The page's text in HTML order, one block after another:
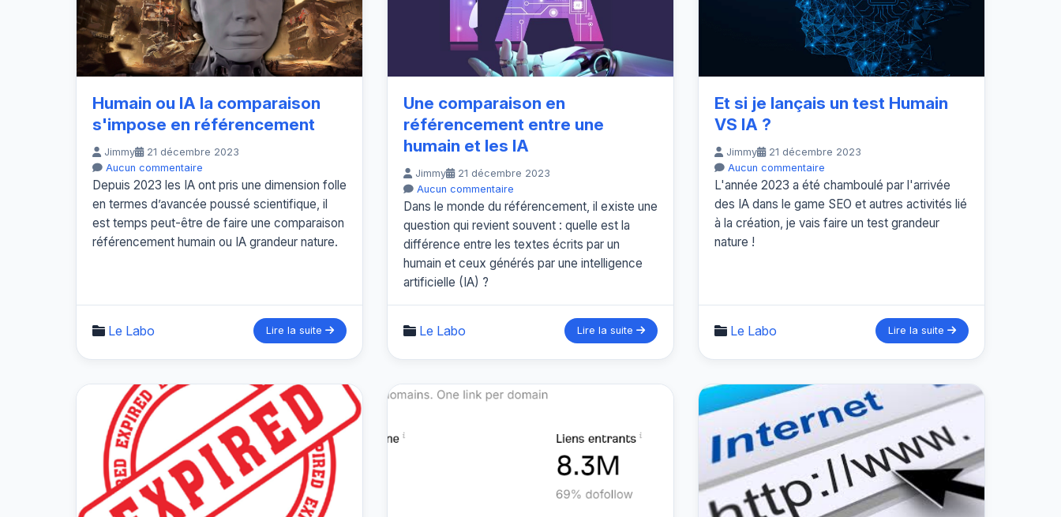
Humain ou IA la comparaison
s'impose en référencement
Jimmy
21 décembre 2023
Aucun commentaire
Depuis 2023 les IA ont pris une dimension folle
en termes d’avancée poussé scientifique, il
est temps peut-être de faire une comparaison
référencement humain ou IA grandeur nature.
Le Labo Lire la suite
Une comparaison en
référencement entre une
humain et les IA
Jimmy
21 décembre 2023
Aucun commentaire
Dans le monde du référencement, il existe une
question qui revient souvent : quelle est la
différence entre les textes écrits par un
humain et ceux générés par une intelligence
artificielle (IA) ?
Le Labo Lire la suite
Et si je lançais un test Humain
VS IA ?
Jimmy
21 décembre 2023
Aucun commentaire
L'année 2023 a été chamboulé par l'arrivée
des IA dans le game SEO et autres activités lié
à la création, je vais faire un test grandeur
nature !
Le Labo Lire la suite